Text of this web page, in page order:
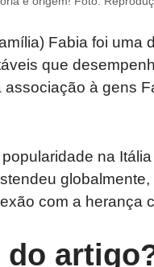
Fabia foi uma
que
à gens
na
com a herança
do